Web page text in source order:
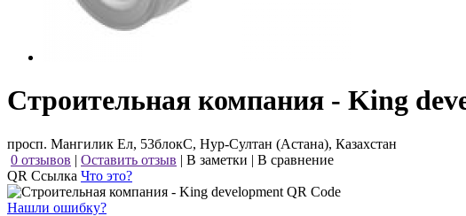
Строительная компания - King
просп. Мангилик Ел, 53блокС, Нур-Султан (Астана), Казахстан
0 отзывов | Оставить отзыв | В заметки | В сравнение
QR Ссылка Что это?
Нашли ошибку?